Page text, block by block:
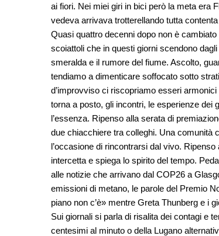
ai fiori. Nei miei giri in bici però la meta era
vedeva arrivava trotterellando tutta
Quasi quattro decenni dopo non è
scoiattoli che in questi giorni scendono
smeralda e il rumore del fiume. Ascolto,
tendiamo a dimenticare soffocato sotto
d’improvviso ci riscopriamo esseri
torna a posto, gli incontri, le esperienze
l’essenza. Ripenso alla serata di
due chiacchiere tra colleghi. Una comunità
l’occasione di rincontrarsi dal vivo.
intercetta e spiega lo spirito del tempo.
alle notizie che arrivano dal COP26 a
emissioni di metano, le parole del Premio
piano non c’è» mentre Greta Thunberg e i
Sui giornali si parla di risalita dei contagi e
centesimi al minuto o della Lugano